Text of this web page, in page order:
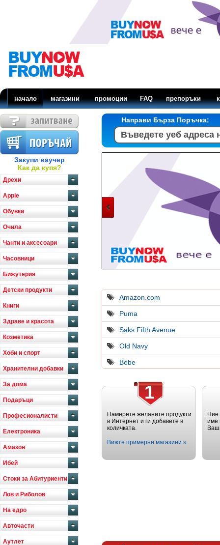
начало магазини промоции FAQ препоръки
Закупи ваучер
Как да купя?
Дрехи
Apple
Обувки
Очила
Чанти и аксесоари
Часовници
Бижутерия
Детски продукти
Книги
Здраве и красота
Козметика
Хоби и спорт
Хранителни добавки
За дома
Подаръци
Професионалисти
Електроника
Амазон
Ибей
Стоки за Абитуриенти
Лов и Риболов
На едро
Авточасти
Аутлет
Направи Бърза Поръчка:
Amazon.com
Puma
Saks Fifth Avenue
Old Navy
Bebe
1
Намерете желаните продукти
в Интернет и ги добавете в
количката.
Вижте примерни магазини »
име